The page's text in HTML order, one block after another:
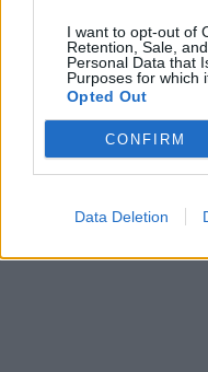
I want to opt-out of
Retention, Sale,
Personal Data that
Purposes for which
Opted Out
CONFIRM
Data Deletion